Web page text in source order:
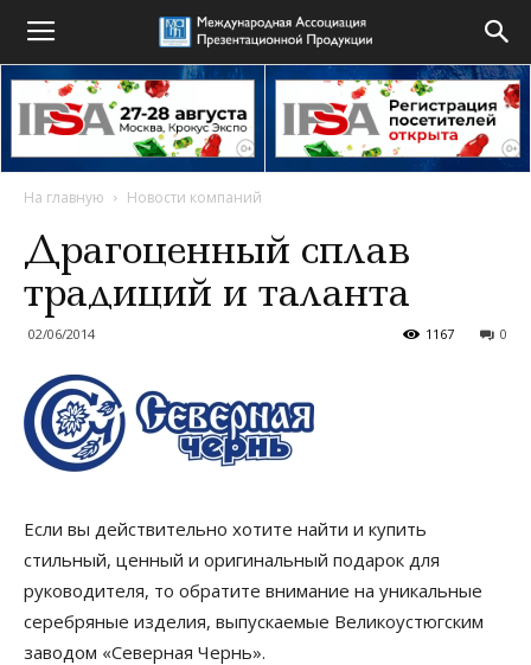
На главную Новости компаний
Драгоценный сплав
традиций и таланта
02/06/2014 0
1167
Если вы действительно хотите найти и купить
стильный, ценный и оригинальный подарок для
руководителя, то обратите внимание на уникальные
серебряные изделия, выпускаемые Великоустюгским
заводом «Северная Чернь».